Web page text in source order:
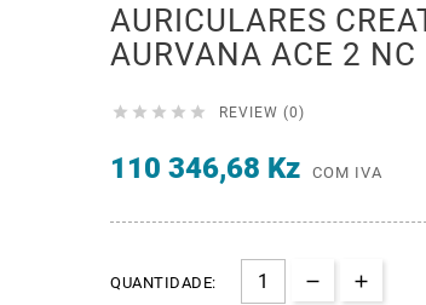
AURICULARES
AURVANA ACE 2 NC
     REVIEW (0)
110 346,68 Kz COM IVA
QUANTIDADE: